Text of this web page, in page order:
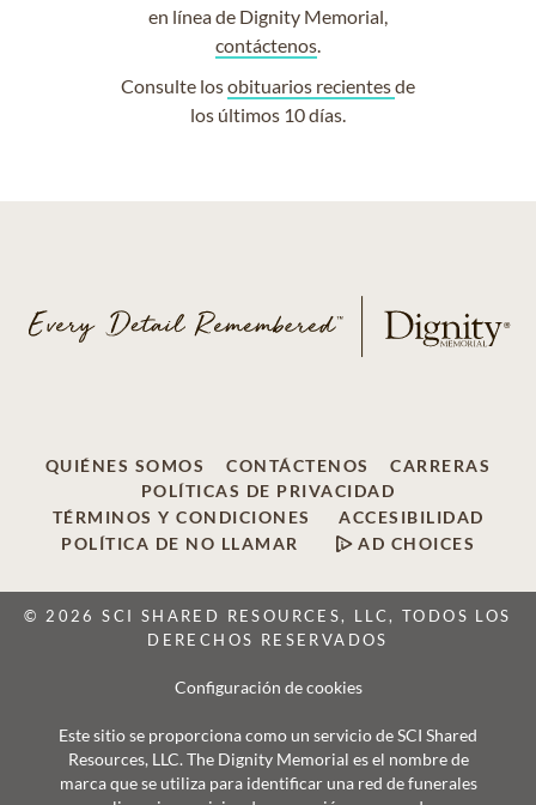
en línea de Dignity Memorial,
contáctenos.
Consulte losobituarios recientesde
los últimos 10 días.
QUIÉNES SOMOS CONTÁCTENOS
CARRERAS
POLÍTICAS DE PRIVACIDAD
TÉRMINOS Y CONDICIONES
ACCESIBILIDAD
POLÍTICA DE NO LLAMAR
AD CHOICES
© 2026 SCI SHARED RESOURCES, LLC, TODOS LOS
DERECHOS RESERVADOS
Configuración de cookies
Este sitio se proporciona como un servicio de SCI Shared
Resources, LLC. The Dignity Memorial es el nombre de
marca que se utiliza para identificar una red de funerales